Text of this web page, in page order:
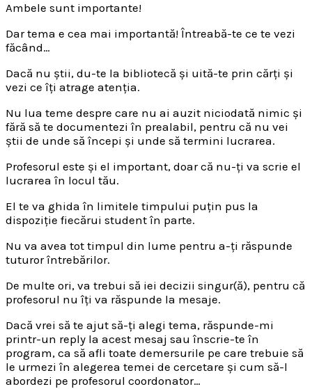
Ambele sunt importante!
Dar tema e cea mai importantă! Întreabă-te ce te vezi
făcând…
Dacă nu știi, du-te la bibliotecă și uită-te prin cărți și
vezi ce îți atrage atenția.
Nu lua teme despre care nu ai auzit niciodată nimic și
fără să te documentezi în prealabil, pentru că nu vei
știi de unde să începi și unde să termini lucrarea.
Profesorul este și el important, doar că nu-ți va scrie el
lucrarea în locul tău.
El te va ghida în limitele timpului puțin pus la
dispoziție fiecărui student în parte.
Nu va avea tot timpul din lume pentru a-ți răspunde
tuturor întrebărilor.
De multe ori, va trebui să iei decizii singur(ă), pentru că
profesorul nu îți va răspunde la mesaje.
Dacă vrei să te ajut să-ți alegi tema, răspunde-mi
printr-un reply la acest mesaj sau înscrie-te în
program, ca să afli toate demersurile pe care trebuie să
le urmezi în alegerea temei de cercetare și cum să-l
abordezi pe profesorul coordonator…